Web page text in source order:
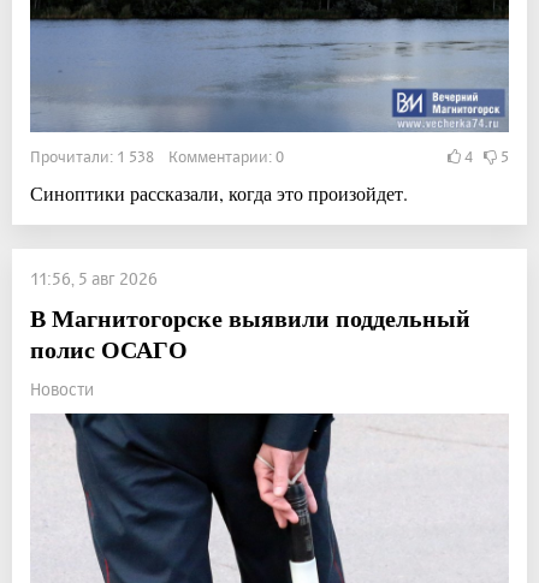
Прочитали: 1 538 Комментарии: 0 4 5
Синоптики рассказали, когда это произойдет.
11:56, 5 авг 2026
В Магнитогорске выявили поддельный
полис ОСАГО
Новости